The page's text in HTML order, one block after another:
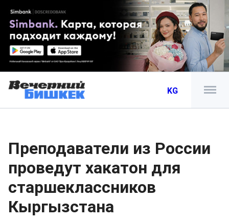
KG
Преподаватели из России
проведут хакатон для
старшеклассников
Кыргызстана